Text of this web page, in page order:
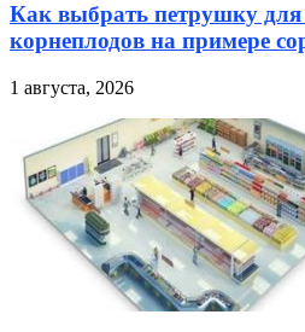
Как выбрать петрушку
корнеплодов на примере
1 августа, 2026